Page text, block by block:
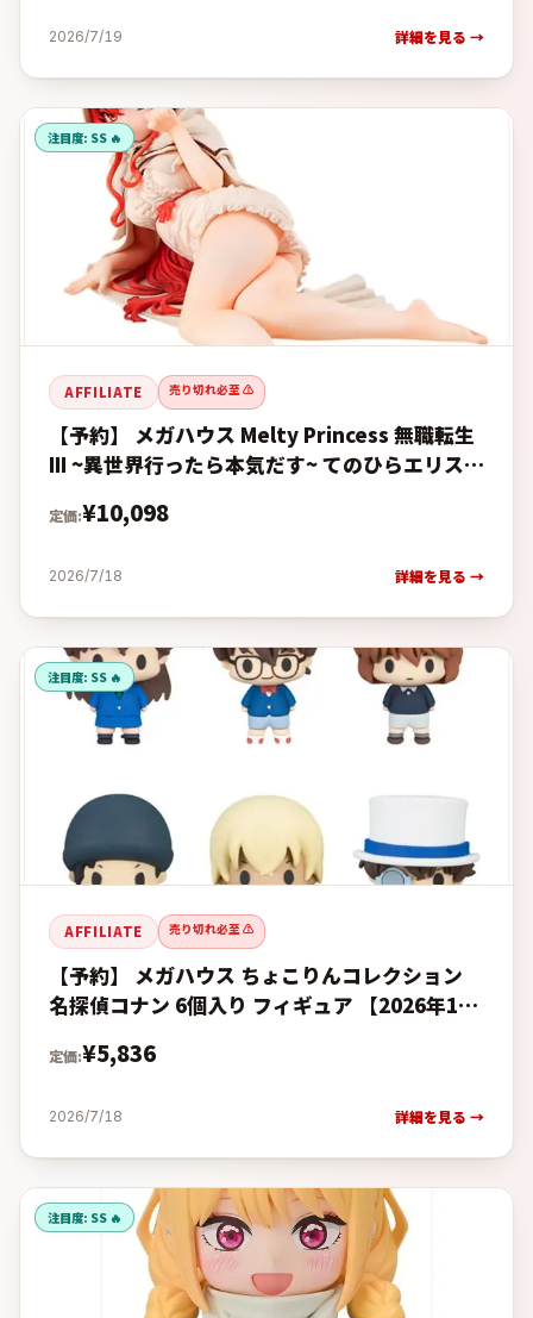
2026/7/19 詳細を見る →
注目度: SS 🔥
AFFILIATE 売り切れ必至 ⚠️
【予約】 メガハウス Melty Princess 無職転生
III ~異世界行ったら本気だす~ てのひらエリス
定価:¥10,098
2026/7/18 詳細を見る →
注目度: SS 🔥
AFFILIATE 売り切れ必至 ⚠️
【予約】 メガハウス ちょこりんコレクション
名探偵コナン 6個入り フィギュア 【2026年12
Amazon価
定価:¥5,836
2026/7/18 詳細を見る →
注目度: SS 🔥